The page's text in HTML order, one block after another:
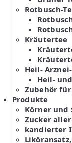
Rotbusch-
Kräutertee
Heil-
Heil-
Zubehör für
Produkte
Körner und
Zucker
kandierter